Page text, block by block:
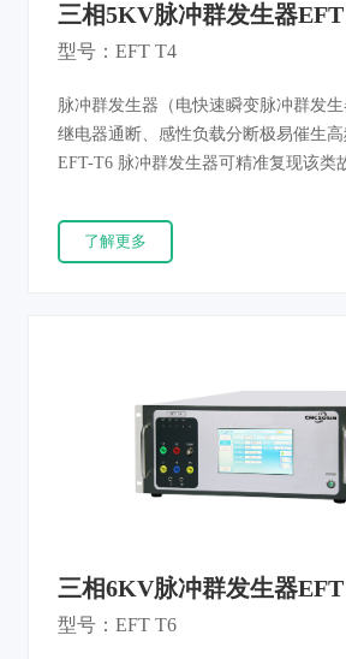
三相5KV脉冲群发生器
型号：EFT T4
脉冲群发生器（电快速瞬变脉冲群发生
继电器通断、感性负载分断极易催生
EFT-T6 脉冲群发生器可精准复现该类
特征，密集窄脉冲累积充电会击穿半导
误动作。本机针对产品电源、信号、
了解更多
三相6KV脉冲群发生器
型号：EFT T6